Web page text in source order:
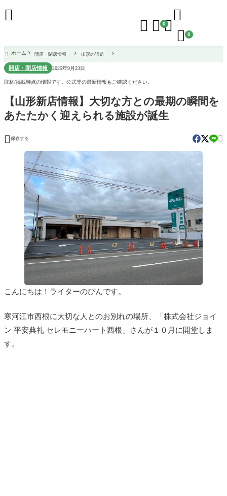
  0

 0

 ホーム 開店・閉店情報 山形の話題
開店・閉店情報 2025年9月23日
取材/掲載時点の情報です。公式等の最新情報もご確認ください。
【山形新店情報】大切な方との最期の瞬間を
あたたかく迎えられる施設が誕生
 保存する 
こんにちは！ライターのぴんです。
寒河江市西根に大切な人とのお別れの場所、「株式会社ジョイ
ン 平安典礼 セレモニーハート西根」さんが１０月に開堂しま
す。